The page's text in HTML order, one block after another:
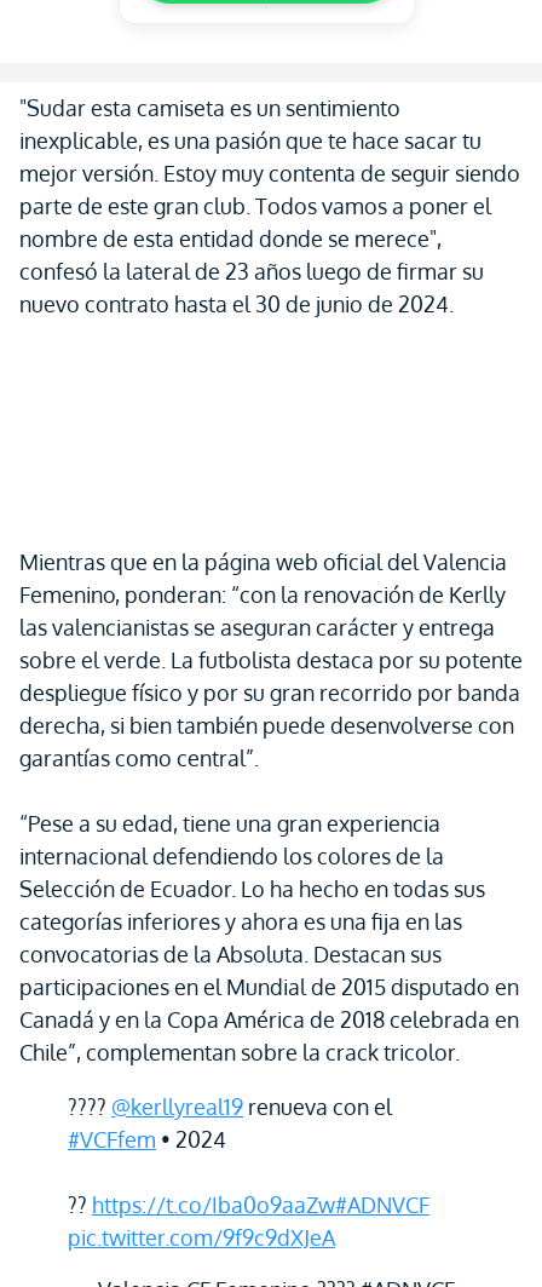
"Sudar esta camiseta es un sentimiento
inexplicable, es una pasión que te hace sacar tu
mejor versión. Estoy muy contenta de seguir siendo
parte de este gran club. Todos vamos a poner el
nombre de esta entidad donde se merece",
confesó la lateral de 23 años luego de firmar su
nuevo contrato hasta el 30 de junio de 2024.
Mientras que en la página web oficial del Valencia
Femenino, ponderan: “con la renovación de Kerlly
las valencianistas se aseguran carácter y entrega
sobre el verde. La futbolista destaca por su potente
despliegue físico y por su gran recorrido por banda
derecha, si bien también puede desenvolverse con
garantías como central”.
“Pese a su edad, tiene una gran experiencia
internacional defendiendo los colores de la
Selección de Ecuador. Lo ha hecho en todas sus
categorías inferiores y ahora es una fija en las
convocatorias de la Absoluta. Destacan sus
participaciones en el Mundial de 2015 disputado en
Canadá y en la Copa América de 2018 celebrada en
Chile”, complementan sobre la crack tricolor.
???? @kerllyreal19 renueva con el
#VCFfem • 2024
?? https://t.co/Iba0o9aaZw#ADNVCF
pic.twitter.com/9f9c9dXJeA